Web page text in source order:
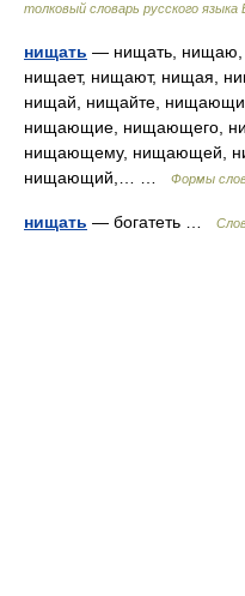
толковый словарь русского
нищать — нищать, нищаю,
нищает, нищают, нищая,
нищай, нищайте,
нищающие, нищающего,
нищающему, нищающей,
нищающий,… …
Формы
нищать — богатеть …